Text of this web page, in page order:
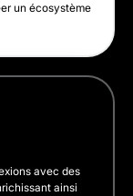
un écosystème
avec des
ainsi